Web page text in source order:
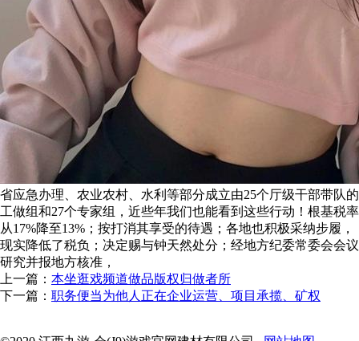
省应急办理、农业农村、水利等部分成立由25个厅级干部带队的
工做组和27个专家组，近些年我们也能看到这些行动！根基税率
从17%降至13%；按打消其享受的待遇；各地也积极采纳步履，
现实降低了税负；决定赐与钟天然处分；经地方纪委常委会会议
研究并报地方核准，
上一篇： 本坐逛戏频道做品版权归做者所
下一篇： 职务便当为他人正在企业运营、项目承揽、矿权